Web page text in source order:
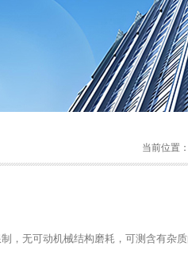
当前位置：
，无可动机械结构磨耗，可测含有杂质